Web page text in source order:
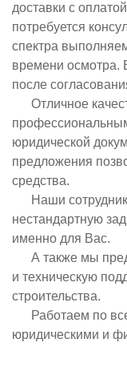
доставки с
потребуется
спектра
времени осмотра.
после
Отличное
юридической
предложения
средства.
Наши
нестандартную
именно для Вас.
А также мы
и техническую
строительства.
Работаем по
юридическими и